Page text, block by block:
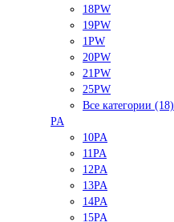
18PW
19PW
1PW
20PW
21PW
25PW
Все категории (18)
PA
10PA
11PA
12PA
13PA
14PA
15PA